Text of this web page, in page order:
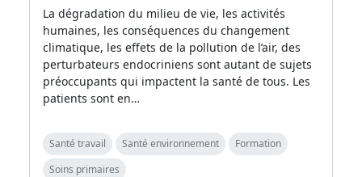
La dégradation du milieu de vie, les activités
humaines, les conséquences du changement
climatique, les effets de la pollution de l’air, des
perturbateurs endocriniens sont autant de sujets
préoccupants qui impactent la santé de tous. Les
patients sont en…
Santé travail Santé environnement
Formation
Soins primaires